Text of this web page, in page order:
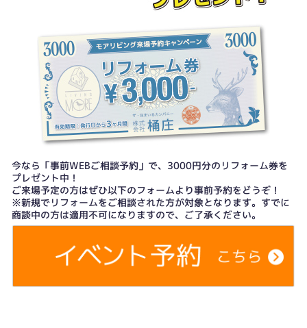
今なら「事前WEBご相談予約」で、3000円分のリフォーム券を
プレゼント中！
ご来場予定の方はぜひ以下のフォームより事前予約をどうぞ！
※新規でリフォームをご相談された方が対象となります。すでに
商談中の方は適用不可になりますので、ご了承ください。